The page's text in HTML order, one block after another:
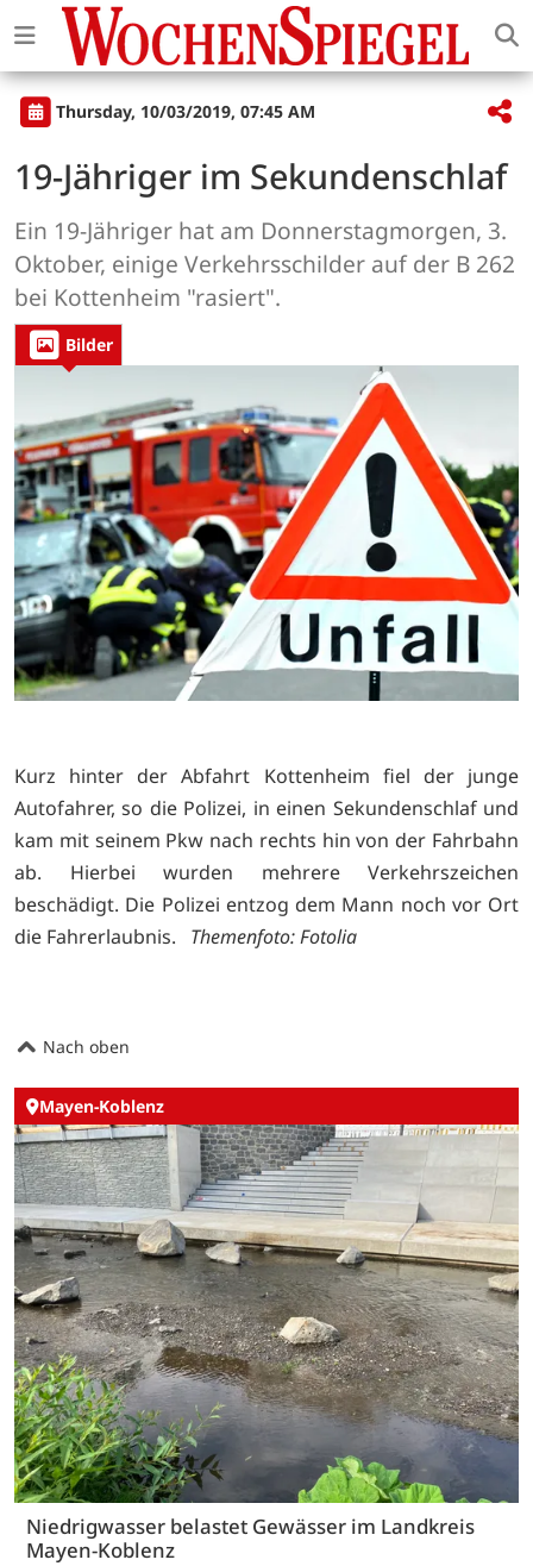
Thursday, 10/03/2019, 07:45 AM
19-Jähriger im Sekundenschlaf
Ein 19-Jähriger hat am Donnerstagmorgen, 3.
Oktober, einige Verkehrsschilder auf der B 262
bei Kottenheim "rasiert".
Bilder
Kurz hinter der Abfahrt Kottenheim fiel der junge
Autofahrer, so die Polizei, in einen Sekundenschlaf und
kam mit seinem Pkw nach rechts hin von der Fahrbahn
ab. Hierbei wurden mehrere Verkehrszeichen
beschädigt. Die Polizei entzog dem Mann noch vor Ort
die Fahrerlaubnis. Themenfoto: Fotolia
Nach oben
Mayen-Koblenz
Niedrigwasser belastet Gewässer im Landkreis
Mayen-Koblenz